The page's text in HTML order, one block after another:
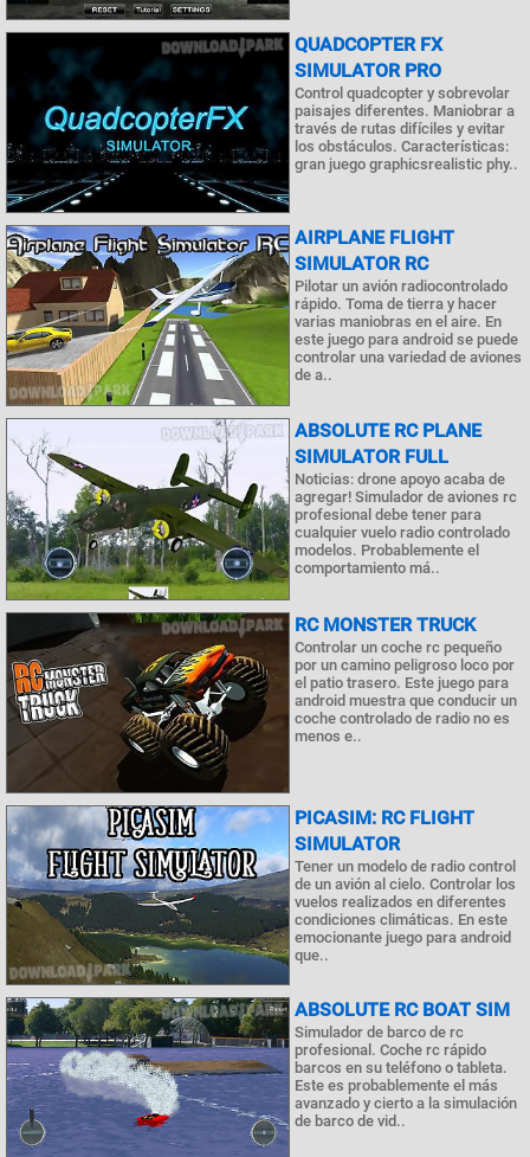
QUADCOPTER FX
SIMULATOR PRO
Control quadcopter y sobrevolar
paisajes diferentes. Maniobrar a
través de rutas difíciles y evitar
los obstáculos. Características:
gran juego graphicsrealistic phy..
AIRPLANE FLIGHT
SIMULATOR RC
Pilotar un avión radiocontrolado
rápido. Toma de tierra y hacer
varias maniobras en el aire. En
este juego para android se puede
controlar una variedad de aviones
de a..
ABSOLUTE RC PLANE
SIMULATOR FULL
Noticias: drone apoyo acaba de
agregar! Simulador de aviones rc
profesional debe tener para
cualquier vuelo radio controlado
modelos. Probablemente el
comportamiento má..
RC MONSTER TRUCK
Controlar un coche rc pequeño
por un camino peligroso loco por
el patio trasero. Este juego para
android muestra que conducir un
coche controlado de radio no es
menos e..
PICASIM: RC FLIGHT
SIMULATOR
Tener un modelo de radio control
de un avión al cielo. Controlar los
vuelos realizados en diferentes
condiciones climáticas. En este
emocionante juego para android
que..
ABSOLUTE RC BOAT SIM
Simulador de barco de rc
profesional. Coche rc rápido
barcos en su teléfono o tableta.
Este es probablemente el más
avanzado y cierto a la simulación
de barco de vid..